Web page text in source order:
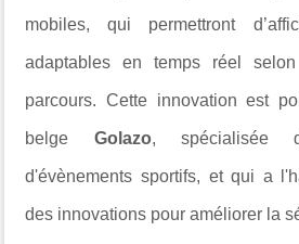
mobiles, qui permettront
adaptables en temps réel
parcours. Cette innovation est
belge Golazo, spécialisée
d'évènements sportifs, et qui a
des innovations pour améliorer la